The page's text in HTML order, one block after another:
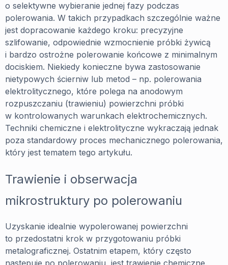
o selektywne wybieranie jednej fazy podczas
polerowania. W takich przypadkach szczególnie ważne
jest dopracowanie każdego kroku: precyzyjne
szlifowanie, odpowiednie wzmocnienie próbki żywicą
i bardzo ostrożne polerowanie końcowe z minimalnym
dociskiem. Niekiedy konieczne bywa zastosowanie
nietypowych ścierniw lub metod – np. polerowania
elektrolitycznego, które polega na anodowym
rozpuszczaniu (trawieniu) powierzchni próbki
w kontrolowanych warunkach elektrochemicznych.
Techniki chemiczne i elektrolityczne wykraczają jednak
poza standardowy proces mechanicznego polerowania,
który jest tematem tego artykułu.
Trawienie i obserwacja
mikrostruktury po polerowaniu
Uzyskanie idealnie wypolerowanej powierzchni
to przedostatni krok w przygotowaniu próbki
metalograficznej. Ostatnim etapem, który często